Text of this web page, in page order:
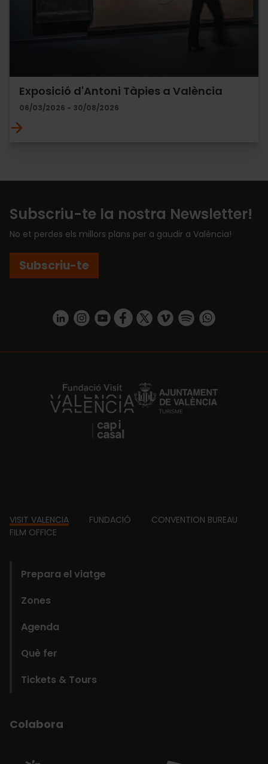
Exposició d'Antoni Tàpies a València
06/03/2026 - 30/08/2026
Subscriu-te la nostra Newsletter!
No et perdes els millors plans per a gaudir a València!
Subscriu-te
https://www.linkedin.com/company/turismo-valencia/mycompany/
https://www.instagram.com/visit_valencia/
https://www.youtube.com/user/
https://www.facebook.com/
https://twitter.com/
https://vimeo.com/
https://https://api.whatsapp.com/
https://fundacion.visitvalencia.com/
Footer
VISIT VALENCIA FUNDACIÓ
CONVENTION BUREAU
FILM OFFICE
Prepara el viatge
Zones
Agenda
Què fer
Tickets & Tours
Colabora